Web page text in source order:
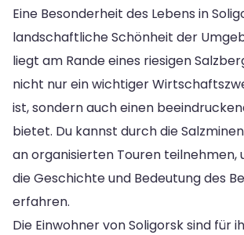
Eine Besonderheit des Lebens in
landschaftliche Schönheit der
liegt am Rande eines riesigen
nicht nur ein wichtiger
ist, sondern auch einen
bietet. Du kannst durch die
an organisierten Touren teilnehmen,
die Geschichte und Bedeutung des
erfahren.
Die Einwohner von Soligorsk sind für